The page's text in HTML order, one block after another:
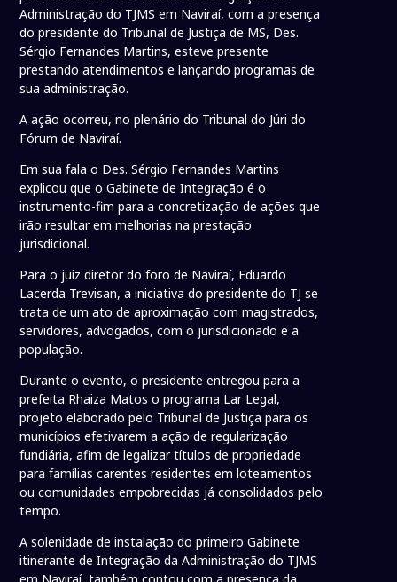
Administração do TJMS em Naviraí, com a presença
do presidente do Tribunal de Justiça de MS, Des.
Sérgio Fernandes Martins, esteve presente
prestando atendimentos e lançando programas de
sua administração.
A ação ocorreu, no plenário do Tribunal do Júri do
Fórum de Naviraí.
Em sua fala o Des. Sérgio Fernandes Martins
explicou que o Gabinete de Integração é o
instrumento-fim para a concretização de ações que
irão resultar em melhorias na prestação
jurisdicional.
Para o juiz diretor do foro de Naviraí, Eduardo
Lacerda Trevisan, a iniciativa do presidente do TJ se
trata de um ato de aproximação com magistrados,
servidores, advogados, com o jurisdicionado e a
população.
Durante o evento, o presidente entregou para a
prefeita Rhaiza Matos o programa Lar Legal,
projeto elaborado pelo Tribunal de Justiça para os
municípios efetivarem a ação de regularização
fundiária, afim de legalizar títulos de propriedade
para famílias carentes residentes em loteamentos
ou comunidades empobrecidas já consolidados pelo
tempo.
A solenidade de instalação do primeiro Gabinete
itinerante de Integração da Administração do TJMS